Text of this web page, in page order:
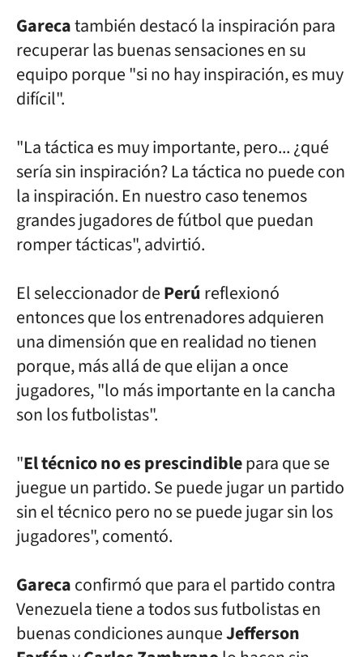
Garecatambién destacó la inspiración para
recuperar las buenassensaciones en su
equipo porque "si no hay inspiración, es muy
difícil".
"La táctica es muy importante, pero... ¿qué
sería sin inspiración?La táctica no puede con
la inspiración. En nuestro caso tenemos
grandesjugadores de fútbol que puedan
romper tácticas", advirtió.
El seleccionador dePerú reflexionó
entonces que los entrenadoresadquieren
una dimensión que en realidad no tienen
porque, más allá deque elijan a once
jugadores, "lo más importante en la cancha
son losfutbolistas".
"El técnico no es prescindiblepara que se
juegue un partido. Sepuede jugar un partido
sin el técnico pero no se puede jugar sin los
jugadores", comentó.
Garecaconfirmó que para el partido contra
Venezuela tiene a todossus futbolistas en
buenas condiciones aunqueJefferson